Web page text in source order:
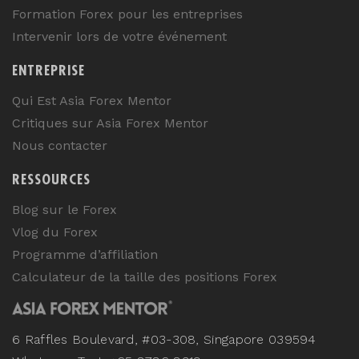
Formation Forex pour les entreprises
Intervenir lors de votre événement
ENTREPRISE
Qui Est Asia Forex Mentor
Critiques sur Asia Forex Mentor
Nous contacter
RESSOURCES
Blog sur le Forex
Vlog du Forex
Programme d’affiliation
Calculateur de la taille des positions Forex
6 Raffles Boulevard, #03-308, Singapore 039594